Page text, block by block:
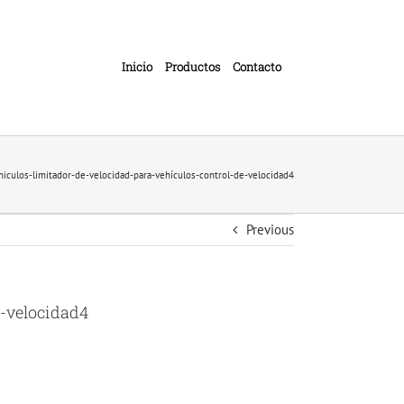
Inicio Productos Contacto
limitador-de-velocidad-para-vehículos-control-de-velocidad4
Previous